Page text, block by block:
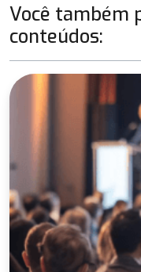
Você também
conteúdos: